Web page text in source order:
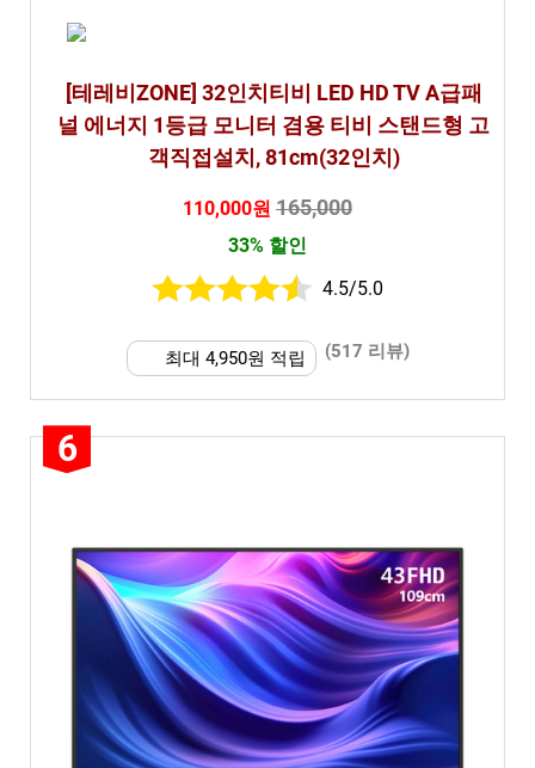
[테레비ZONE] 32인치티비 LED HD TV A급패
널 에너지 1등급 모니터 겸용 티비 스탠드형 고
객직접설치, 81cm(32인치)
110,000원 165,000
33% 할인
4.5/5.0
최대 4,950원 적립 (517 리뷰)
6